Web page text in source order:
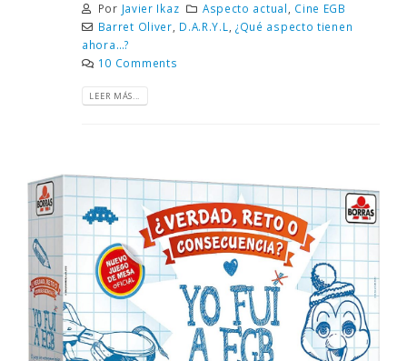
Por Javier Ikaz Aspecto actual
Cine EGB
Barret Oliver D.A.R.Y.L
¿Qué aspecto tienen
ahora…?
10 Comments
LEER MÁS...